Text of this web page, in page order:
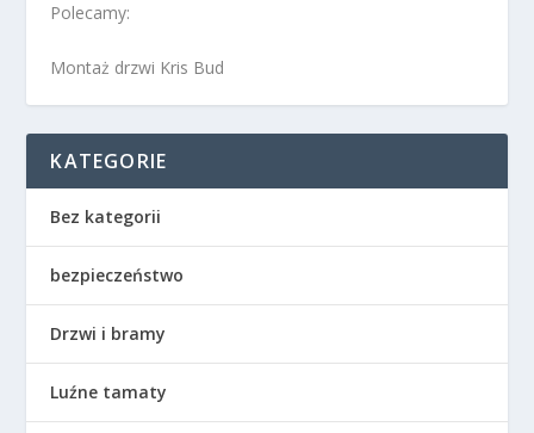
Polecamy:
Montaż drzwi Kris Bud
KATEGORIE
Bez kategorii
bezpieczeństwo
Drzwi i bramy
Luźne tamaty